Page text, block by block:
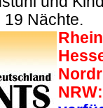
Nächte.
NRW: